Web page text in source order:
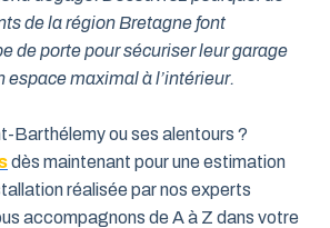
de la région Bretagne font
de porte pour sécuriser leur garage
espace maximal à l’intérieur.
Barthélemy ou ses alentours ?
dès maintenant pour une estimation
réalisée par nos experts
accompagnons de A à Z dans votre